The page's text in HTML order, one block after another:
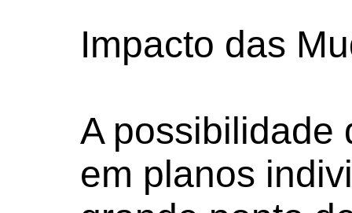
Impacto das
A possibilidade
em planos